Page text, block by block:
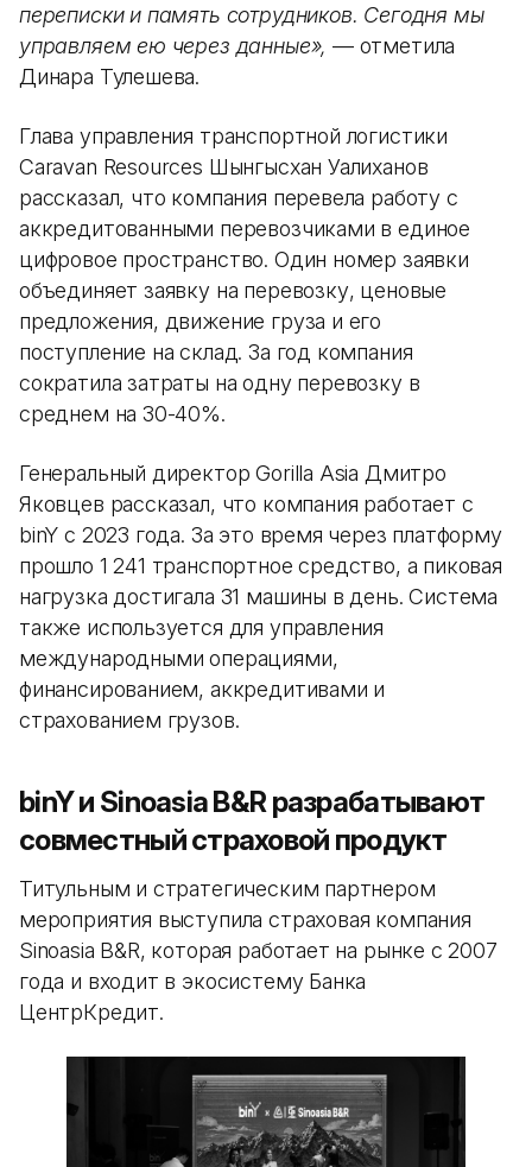
переписки и память сотрудников. Сегодня мы
управляем ею через данные», — отметила
Динара Тулешева.
Глава управления транспортной логистики
Caravan Resources Шынгысхан Уалиханов
рассказал, что компания перевела работу с
аккредитованными перевозчиками в единое
цифровое пространство. Один номер заявки
объединяет заявку на перевозку, ценовые
предложения, движение груза и его
поступление на склад. За год компания
сократила затраты на одну перевозку в
среднем на 30-40%.
Генеральный директор Gorilla Asia Дмитро
Яковцев рассказал, что компания работает с
binY с 2023 года. За это время через платформу
прошло 1 241 транспортное средство, а пиковая
нагрузка достигала 31 машины в день. Система
также используется для управления
международными операциями,
финансированием, аккредитивами и
страхованием грузов.
binY и Sinoasia B&R разрабатывают
совместный страховой продукт
Титульным и стратегическим партнером
мероприятия выступила страховая компания
Sinoasia B&R, которая работает на рынке с 2007
года и входит в экосистему Банка
ЦентрКредит.